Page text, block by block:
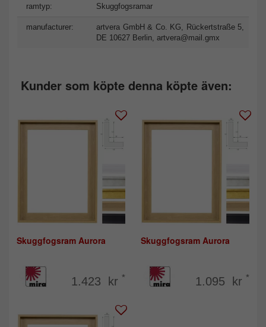
ramtyp: Skuggfogsramar
manufacturer:
artvera GmbH & Co. KG, Rückertstraße 5,
DE 10627 Berlin, artvera@mail.gmx
Kunder som köpte denna köpte även:
Skuggfogsram Aurora
1.423 kr *
Skuggfogsram Aurora
1.095 kr *